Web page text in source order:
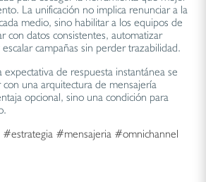
La unificación no implica renunciar a la
medio, sino habilitar a los equipos de
con datos consistentes, automatizar
campañas sin perder trazabilidad.
de respuesta instantánea se
una arquitectura de mensajería
opcional, sino una condición para
#estrategia #mensajeria #omnichannel